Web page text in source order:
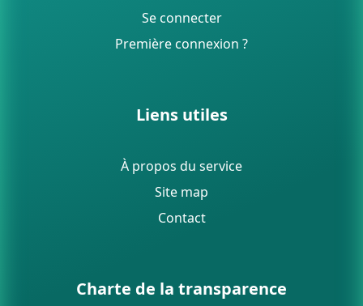
Se connecter
Première connexion ?
Liens utiles
À propos du service
Site map
Contact
Charte de la transparence